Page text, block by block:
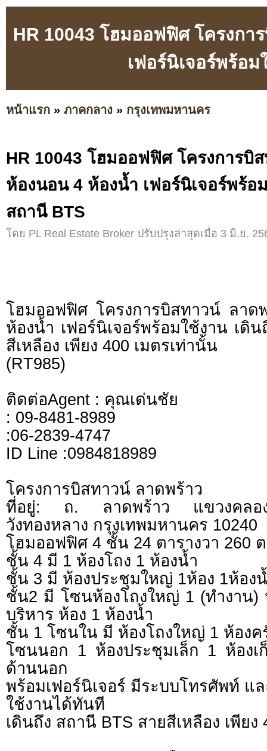
HR 10043 โฮมออฟฟิศ โครงก
เฟอร์นิเจอร์พร้อ
หน้าแรก » ภาคกลาง » กรุงเทพมหานคร
HR 10043 โฮมออฟฟิศ โครงการบิ
ห้องนอน 4 ห้องน้ำ เฟอร์นิเจอร์พร้อ
สถานี BTS
โดย PL Real Estate Broker ปรับปรุงล่าสุดเมื่อ 3 มิ.ย.
โฮมออฟฟิศ โครงการบิสทาวน์ ลา
ห้องน้ำ เฟอร์นิเจอร์พร้อมใช้งาน เดิ
สีเหลือง เพียง 400 เมตรเท่านั้น
(RT985)
ติดต่อAgent : คุณเด่นชัย
: 09-8481-8989
:06-2839-4747
ID Line :0984818989
โครงการบิสทาวน์ ลาดพร้าว
ที่อยู่: ถ. ลาดพร้าว แขวงคลอ
วังทองหลาง กรุงเทพมหานคร 10240
โฮมออฟฟิศ 4 ชั้น 24 ตารางวา 260 ต
ชั้น 4 มี 1 ห้องโถง 1 ห้องน้ำ
ชั้น 3 มี ห้องประชุมใหญ่ 1ห้อง 1ห้อง
ชั้น2 มี โซนห้องโถงใหญ่ 1 (ทำงาน)
บริหาร ห้อง 1 ห้องน้ำ
ชั้น 1 โซนใน มี ห้องโถงใหญ่ 1 ห้องค
โซนนอก 1 ห้องประชุมเล็ก 1 ห้อง
ด้านนอก
พร้อมเฟอร์นิเจอร์ มีระบบโทรศัพท์ แ
ใช้งานได้ทันที
เดินถึง สถานี BTS สายสีเหลือง เพียง